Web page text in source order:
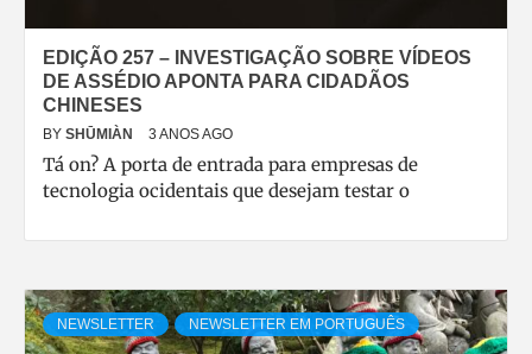
EDIÇÃO 257 – INVESTIGAÇÃO SOBRE VÍDEOS
DE ASSÉDIO APONTA PARA CIDADÃOS
CHINESES
BY SHŪMIÀN 3 ANOS AGO
Tá on? A porta de entrada para empresas de
tecnologia ocidentais que desejam testar o
NEWSLETTER NEWSLETTER EM PORTUGUÊS